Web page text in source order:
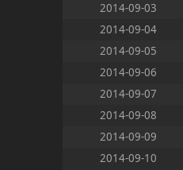
2014-09-03
2014-09-04
2014-09-05
2014-09-06
2014-09-07
2014-09-08
2014-09-09
2014-09-10